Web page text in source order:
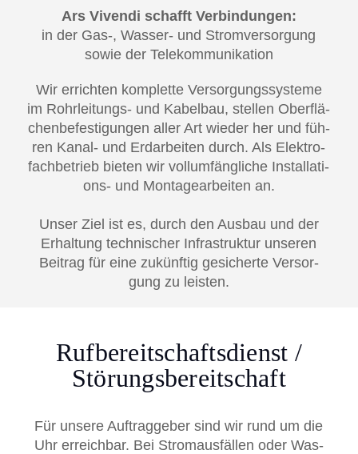
Ars Viven­di schafft Ver­bin­dun­gen:
in der Gas‑, Was­ser- und Strom­ver­sor­gung
sowie der Tele­kom­mu­ni­ka­ti­on
Wir errich­ten kom­plet­te Ver­sor­gungs­sys­te­me
im Rohr­lei­tungs- und Kabel­bau, stel­len Ober­flä­
chen­be­fes­ti­gun­gen aller Art wie­der her und füh­
ren Kanal- und Erd­ar­bei­ten durch. Als Elek­tro­
fach­be­trieb bie­ten wir voll­um­fäng­li­che Instal­la­ti­
ons- und Mon­ta­ge­ar­bei­ten an.
Unser Ziel ist es, durch den Aus­bau und der
Erhal­tung tech­ni­scher Infra­struk­tur unse­ren
Bei­trag für eine zukünf­tig gesi­cher­te Ver­sor­
gung zu leis­ten.
Rufbereitschaftsdienst /
Störungsbereitschaft
Für unse­re Auf­trag­ge­ber sind wir rund um die
Uhr erreich­bar. Bei Strom­aus­fäl­len oder Was­